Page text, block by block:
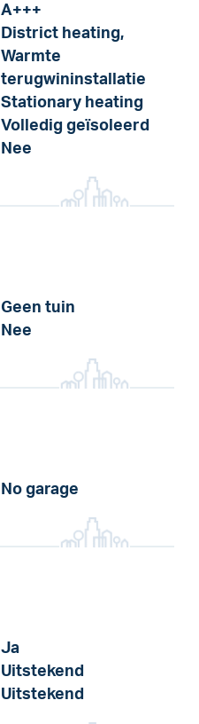
A+++
District heating,
Warmte
terugwininstallatie
Stationary heating
Volledig geïsoleerd
Nee
Geen tuin
Nee
No garage
Ja
Uitstekend
Uitstekend